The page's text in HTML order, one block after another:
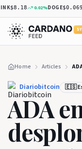
0.02%DOGE$0.0692
5
Home Articles
Diariobitcoin 🇪🇸
ADA